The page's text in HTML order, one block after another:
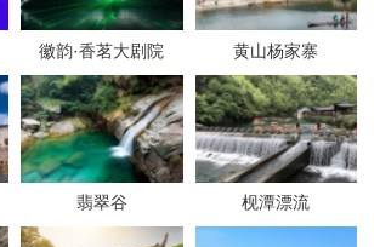
徽韵·香茗大剧院 黄山杨家寨
翡翠谷 枧潭漂流